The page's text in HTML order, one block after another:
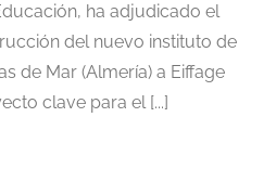
ha adjudicado el
del nuevo instituto de
de Mar (Almería) a Eiffage
clave para el [...]